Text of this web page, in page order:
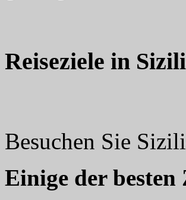
Reiseziele in
Besuchen Sie
Einige der